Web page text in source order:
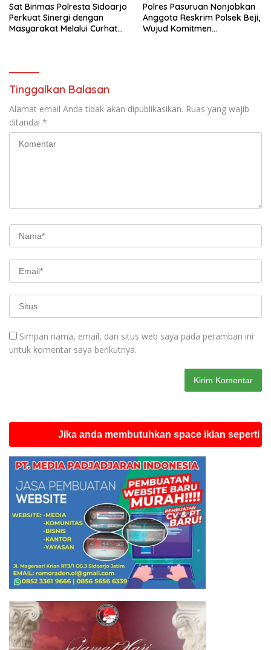
Sat Binmas Polresta Sidoarjo
Perkuat Sinergi dengan
Masyarakat Melalui Curhat
Polres Pasuruan Nonjobkan
Anggota Reskrim Polsek Beji,
Wujud Komitmen
Tinggalkan Balasan
Alamat email Anda tidak akan dipublikasikan. Ruas yang wajib
ditandai *
Simpan nama, email, dan situs web saya pada peramban ini
untuk komentar saya berikutnya.
Jika anda membutuhkan space iklan seperti ini